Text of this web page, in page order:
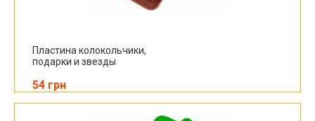
Пластина колокольчики,
подарки и звезды
54 грн